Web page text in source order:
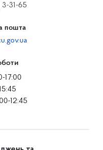
31-65
пошта
17:00
12:45